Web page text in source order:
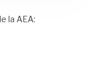
la AEA: